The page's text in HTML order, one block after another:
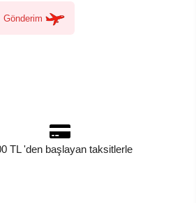
Gönderim
TL 'den başlayan taksitlerle